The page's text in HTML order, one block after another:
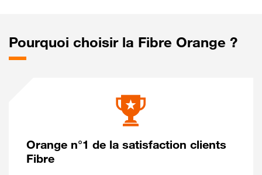
Pourquoi choisir la Fibre Orange ?
Orange n°1 de la satisfaction clients
Fibre